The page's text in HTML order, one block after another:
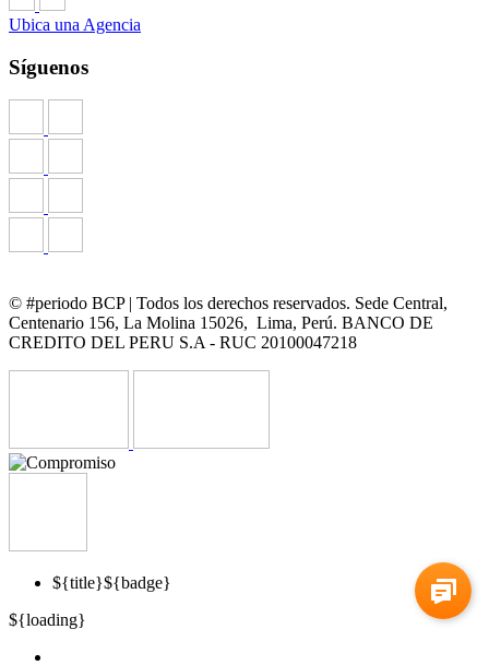
Ubica una Agencia
Síguenos
© #periodo BCP | Todos los derechos reservados. Sede Central,
Centenario 156, La Molina 15026, Lima, Perú. BANCO DE
CREDITO DEL PERU S.A - RUC 20100047218
${title}${badge}
${loading}